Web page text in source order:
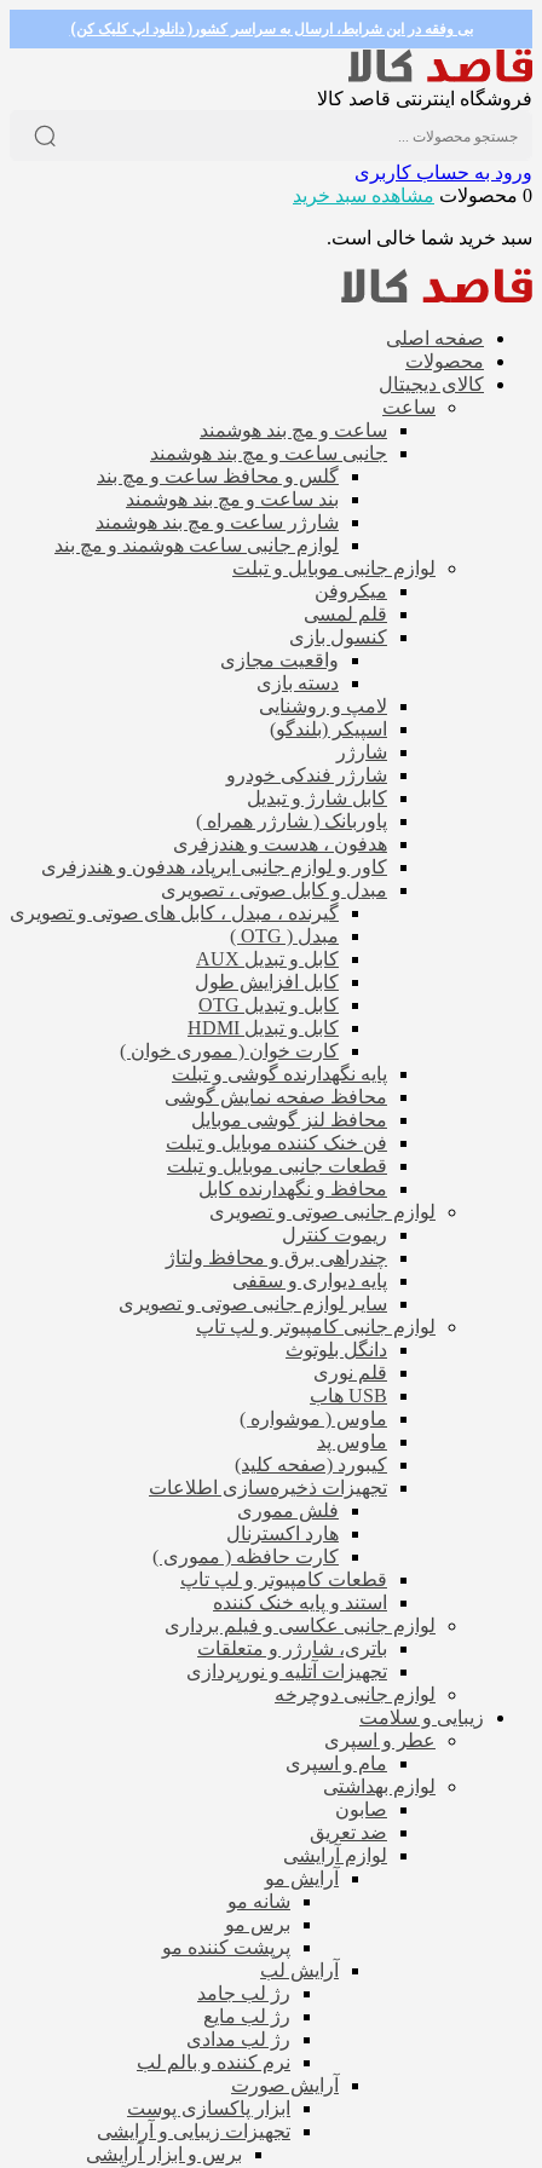
بی وفقه در این شرایط، ارسال به سراسر کشور( دانلود اپ کلیک کن)
فروشگاه اینترنتی قاصد کالا
ورود به حساب کاربری
0 محصولات
مشاهده سبد خرید
سبد خرید شما خالی است.
صفحه اصلی
محصولات
کالای دیجیتال
ساعت
ساعت و مچ بند هوشمند
جانبی ساعت و مچ بند هوشمند
گلس و محافظ ساعت و مچ بند
بند ساعت و مچ بند هوشمند
شارژر ساعت و مچ بند هوشمند
لوازم جانبی ساعت هوشمند و مچ بند
لوازم جانبی موبایل و تبلت
میکروفن
قلم لمسی
کنسول بازی
واقعیت مجازی
دسته بازی
لامپ و روشنایی
اسپیکر (بلندگو)
شارژر
شارژر فندکی خودرو
کابل شارژ و تبدیل
پاوربانک ( شارژر همراه )
هدفون ، هدست و هندزفری
کاور و لوازم جانبی ایرپاد، هدفون و هندزفری
مبدل و کابل صوتی ، تصویری
گیرنده ، مبدل ، کابل های صوتی و تصویری
مبدل ( OTG )
کابل و تبدیل AUX
کابل افزایش طول
کابل و تبدیل OTG
کابل و تبدیل HDMI
کارت خوان ( مموری خوان )
پایه نگهدارنده گوشی و تبلت
محافظ صفحه نمایش گوشی
محافظ لنز گوشی موبایل
فن خنک کننده موبایل و تبلت
قطعات جانبی موبایل و تبلت
محافظ و نگهدارنده کابل
لوازم جانبی صوتی و تصویری
ریموت کنترل
چندراهی برق و محافظ ولتاژ
پایه دیواری و سقفی
سایر لوازم جانبی صوتی و تصویری
لوازم جانبی کامپیوتر و لپ تاپ
دانگل بلوتوث
قلم نوری
USB هاب
ماوس ( موشواره )
ماوس پد
کیبورد (صفحه کلید)
تجهیزات ذخیره‌سازی اطلاعات
فلش مموری
هارد اکسترنال
کارت حافظه ( مموری )
قطعات کامپیوتر و لپ تاپ
استند و پایه خنک کننده
لوازم جانبی عکاسی و فیلم برداری
باتری، شارژر و متعلقات
تجهیزات آتلیه و نورپردازی
لوازم جانبی دوچرخه
زیبایی و سلامت
عطر و اسپری
مام و اسپری
لوازم بهداشتی
صابون
ضد تعریق
لوازم آرایشی
آرایش مو
شانه مو
برس مو
پرپشت کننده مو
آرایش لب
رژ لب جامد
رژ لب مایع
رژ لب مدادی
نرم کننده و بالم لب
آرایش صورت
ابزار پاکسازی پوست
تجهیزات زیبایی و آرایشی
برس و ابزار آرایشی